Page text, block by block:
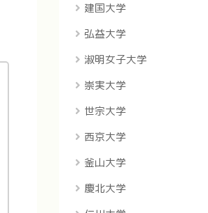
建国大学
弘益大学
淑明女子大学
崇実大学
世宗大学
西京大学
釜山大学
慶北大学